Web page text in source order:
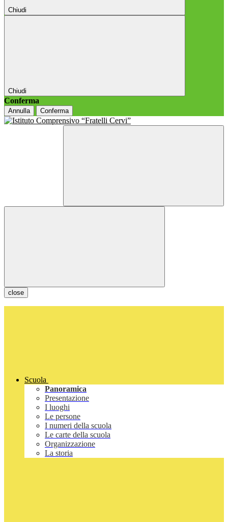
Chiudi
Chiudi
Conferma
Annulla Conferma
close
Scuola
Panoramica
Presentazione
I luoghi
Le persone
I numeri della scuola
Le carte della scuola
Organizzazione
La storia